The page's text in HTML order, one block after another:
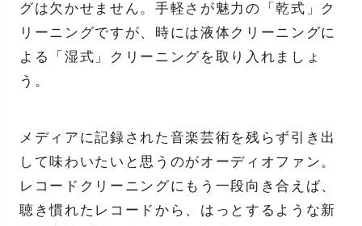
グは欠かせません。手軽さが魅力の「乾式」ク
リーニングですが、時には液体クリーニングに
よる「湿式」クリーニングを取り入れましょ
う。
メディアに記録された音楽芸術を残らず引き出
して味わいたいと思うのがオーディオファン。
レコードクリーニングにもう一段向き合えば、
聴き慣れたレコードから、はっとするような新